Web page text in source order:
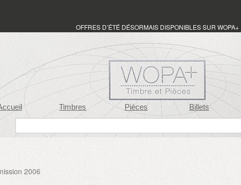
OFFRES D’ÉTÉ DÉSORMAIS DISPONIBLES SUR WOPA+
Timbres Pièces Billets
2006